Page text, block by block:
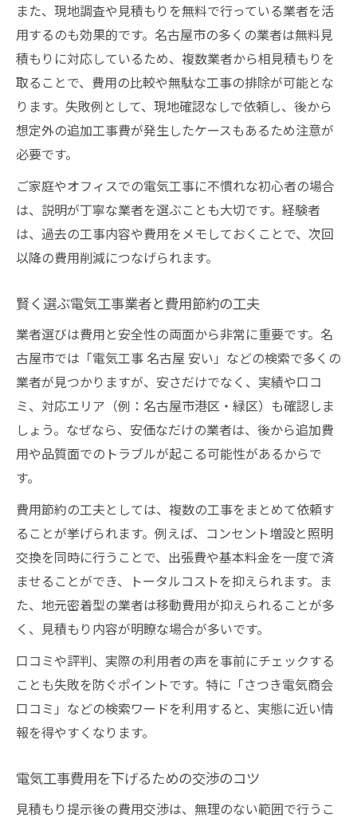
また、現地調査や見積もりを無料で行っている業者を活
用するのも効果的です。名古屋市の多くの業者は無料見
積もりに対応しているため、複数業者から相見積もりを
取ることで、費用の比較や無駄な工事の排除が可能とな
ります。失敗例として、現地確認なしで依頼し、後から
想定外の追加工事費が発生したケースもあるため注意が
必要です。
ご家庭やオフィスでの電気工事に不慣れな初心者の場合
は、説明が丁寧な業者を選ぶことも大切です。経験者
は、過去の工事内容や費用をメモしておくことで、次回
以降の費用削減につなげられます。
賢く選ぶ電気工事業者と費用節約の工夫
業者選びは費用と安全性の両面から非常に重要です。名
古屋市では「電気工事 名古屋 安い」などの検索で多くの
業者が見つかりますが、安さだけでなく、実績や口コ
ミ、対応エリア（例：名古屋市港区・緑区）も確認しま
しょう。なぜなら、安価なだけの業者は、後から追加費
用や品質面でのトラブルが起こる可能性があるからで
す。
費用節約の工夫としては、複数の工事をまとめて依頼す
ることが挙げられます。例えば、コンセント増設と照明
交換を同時に行うことで、出張費や基本料金を一度で済
ませることができ、トータルコストを抑えられます。ま
た、地元密着型の業者は移動費用が抑えられることが多
く、見積もり内容が明瞭な場合が多いです。
口コミや評判、実際の利用者の声を事前にチェックする
ことも失敗を防ぐポイントです。特に「さつき電気商会
口コミ」などの検索ワードを利用すると、実態に近い情
報を得やすくなります。
電気工事費用を下げるための交渉のコツ
見積もり提示後の費用交渉は、無理のない範囲で行うこ